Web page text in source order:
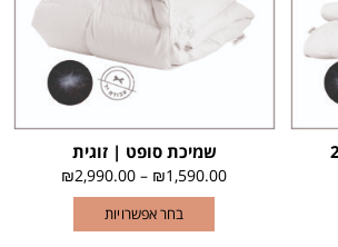
שמיכת סופט | זוגית
₪1,590.00
–
₪2,990.00
בחר אפשרויות